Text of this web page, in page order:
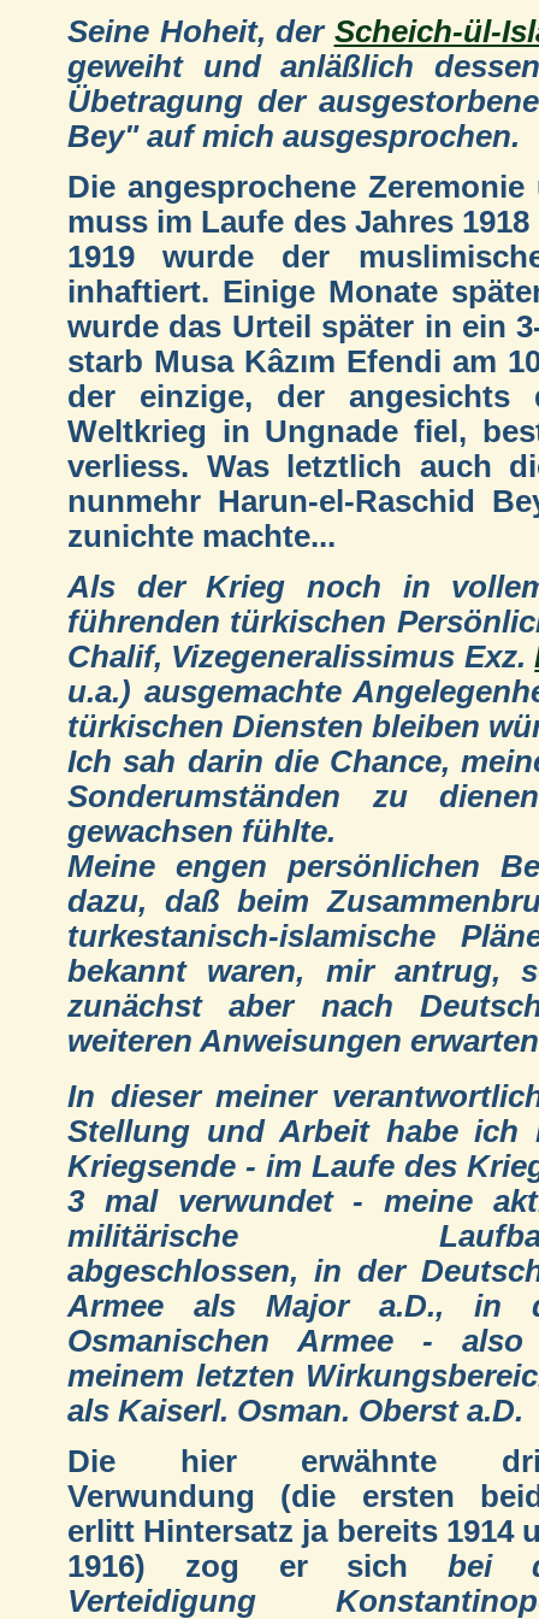
Seine Hoheit, der Scheich-ül-
geweiht und anläßlich
Übetragung der
Bey" auf mich ausgesprochen.
Die angesprochene
muss im Laufe des Jahres
1919 wurde der
inhaftiert. Einige Monate
wurde das Urteil später in ein
starb Musa Kâzım Efendi am
der einzige, der angesichts
Weltkrieg in Ungnade fiel,
verliess. Was letztlich auch
nunmehr Harun-el-Raschid
zunichte machte...
Als der Krieg noch in
führenden türkischen
Chalif, Vizegeneralissimus Exz.
u.a.) ausgemachte
türkischen Diensten bleiben
Ich sah darin die Chance,
Sonderumständen zu
gewachsen fühlte.
Meine engen persönlichen
dazu, daß beim
turkestanisch-islamische
bekannt waren, mir antrug,
zunächst aber nach
weiteren Anweisungen
In dieser meiner
Stellung und Arbeit habe ich
Kriegsende - im Laufe des
3 mal verwundet - meine
militärische
abgeschlossen, in der
Armee als Major a.D., in
Osmanischen Armee -
meinem letzten
als Kaiserl. Osman. Oberst a.D.
Die hier erwähnte
Verwundung (die ersten
erlitt Hintersatz ja bereits 1914
1916) zog er sichbei
Verteidigung